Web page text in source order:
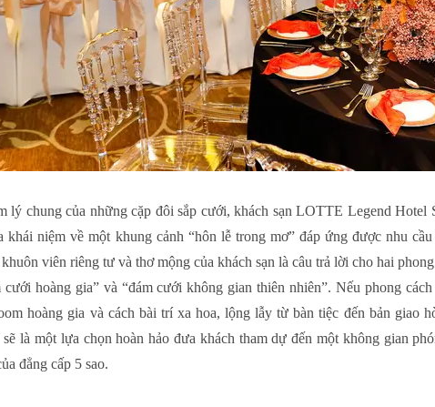
lý chung của những cặp đôi sắp cưới, khách sạn LOTTE Legend
khái niệm về một khung cảnh “hôn lễ trong mơ” đáp ứng được nhu
viên riêng tư và thơ mộng của khách sạn là câu trả lời cho hai
cưới hoàng gia” và “đám cưới không gian thiên nhiên”. Nếu phong
hoàng gia và cách bài trí xa hoa, lộng lẫy từ bàn tiệc đến bản giao
là một lựa chọn hoàn hảo đưa khách tham dự đến một không gian
đẳng cấp 5 sao.